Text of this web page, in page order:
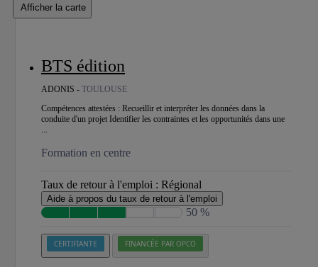
Afficher la carte
BTS édition
ADONIS - TOULOUSE
Compétences attestées : Recueillir et interpréter les données dans la
conduite d'un projet Identifier les contraintes et les opportunités dans une
...
Formation en centre
Taux de retour à l'emploi : Régional
Aide à propos du taux de retour à l'emploi
50 %
CERTIFIANTE FINANCÉE PAR OPCO